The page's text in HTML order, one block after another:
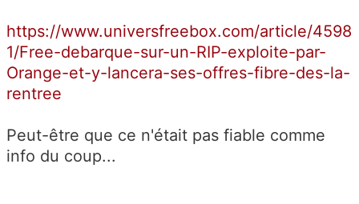
https://www.universfreebox.com/article/4598
1/Free-debarque-sur-un-RIP-exploite-par-
Orange-et-y-lancera-ses-offres-fibre-des-la-
rentree
Peut-être que ce n'était pas fiable comme
info du coup...